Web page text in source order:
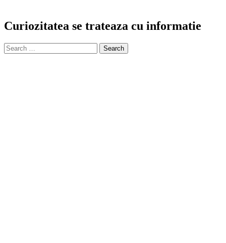
Curiozitatea se trateaza cu informatie
Search
for: